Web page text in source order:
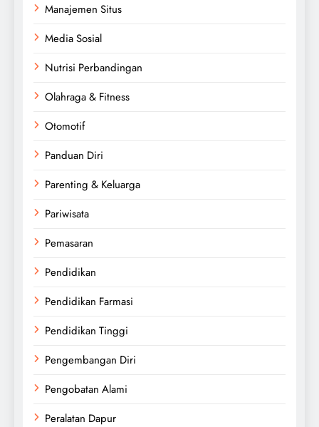
Manajemen Situs
Media Sosial
Nutrisi Perbandingan
Olahraga & Fitness
Otomotif
Panduan Diri
Parenting & Keluarga
Pariwisata
Pemasaran
Pendidikan
Pendidikan Farmasi
Pendidikan Tinggi
Pengembangan Diri
Pengobatan Alami
Peralatan Dapur